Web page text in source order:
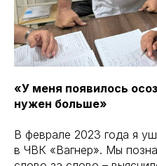
«У меня появилось
нужен больше»
В феврале 2023 года я
в ЧВК «Вагнер». Мы